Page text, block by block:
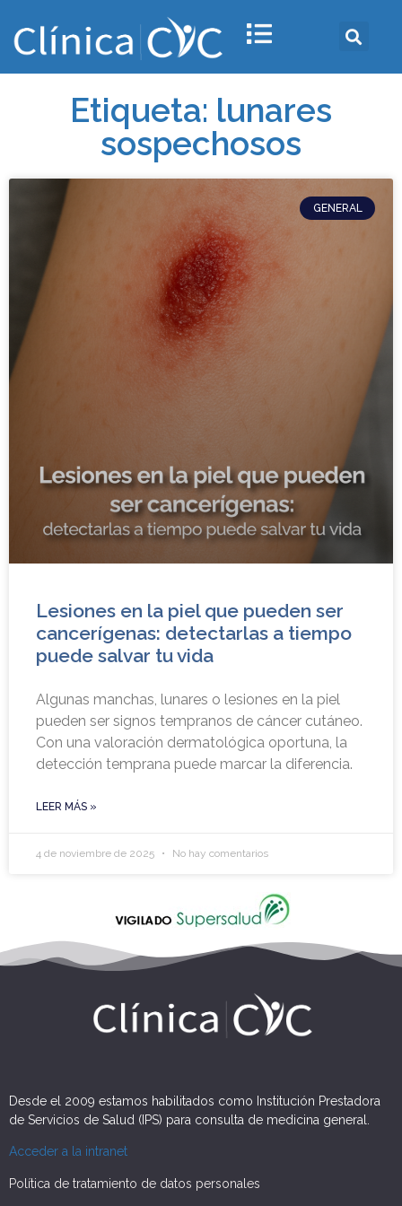
Etiqueta: lunares
sospechosos
GENERAL
Lesiones en la piel que pueden ser
cancerígenas: detectarlas a tiempo
puede salvar tu vida
Algunas manchas, lunares o lesiones en la piel
pueden ser signos tempranos de cáncer cutáneo.
Con una valoración dermatológica oportuna, la
detección temprana puede marcar la diferencia.
LEER MÁS »
4 de noviembre de 2025 No hay comentarios
Desde el 2009 estamos habilitados como Institución Prestadora
de Servicios de Salud (IPS) para consulta de medicina general.
Acceder a la intranet
Política de tratamiento de datos personales